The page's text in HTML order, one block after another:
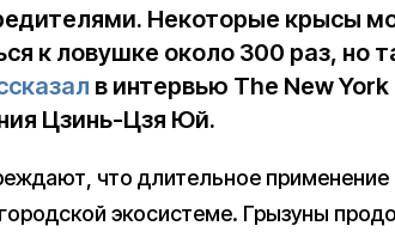
Некоторые крысы
к ловушке около 300 раз, но
в интервью The New
Цзинь-Цзя Юй.
что длительное
экосистеме. Грызуны